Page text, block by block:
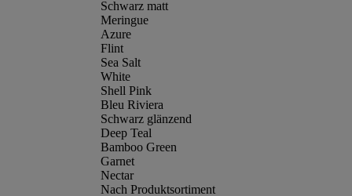
Schwarz matt
Meringue
Azure
Flint
Sea Salt
White
Shell Pink
Bleu Riviera
Schwarz glänzend
Deep Teal
Bamboo Green
Garnet
Nectar
Nach Produktsortiment